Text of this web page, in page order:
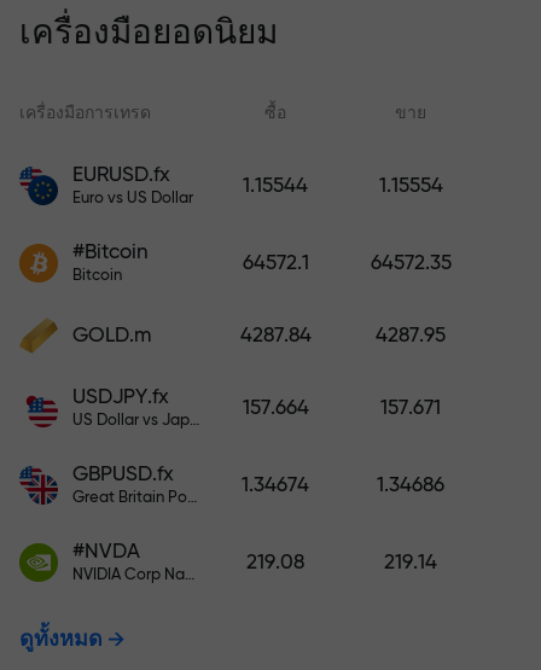
การขาดทุนและรับประกันกำไรเพิ่ม
ปกป้อง!
ผิด ยิ่งฝากมาก ตัวคูณยิ่งสูง
เครื่องมือยอดนิยม
เครื่องมือการเทรด ซื้อ ขาย
EURUSD.fx
Euro vs US Dollar
1.15544 1.15554
#Bitcoin
Bitcoin
64572.1 64572.35
GOLD.m 4287.84 4287.95
USDJPY.fx
US Dollar vs Japanese Yen
157.664 157.671
GBPUSD.fx
Great Britain Pound vs US Dollar
1.34674 1.34686
#NVDA
NVIDIA Corp Nasdaq Stock Exchange (Nasdaq) USD
219.08 219.14
ดูทั้งหมด